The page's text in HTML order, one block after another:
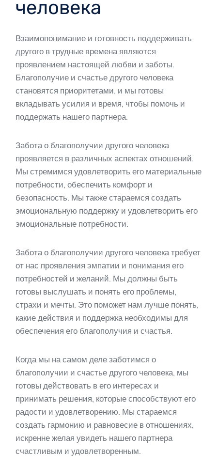
человека
Взаимопонимание и готовность поддерживать
другого в трудные времена являются
проявлением настоящей любви и заботы.
Благополучие и счастье другого человека
становятся приоритетами, и мы готовы
вкладывать усилия и время, чтобы помочь и
поддержать нашего партнера.
Забота о благополучии другого человека
проявляется в различных аспектах отношений.
Мы стремимся удовлетворить его материальные
потребности, обеспечить комфорт и
безопасность. Мы также стараемся создать
эмоциональную поддержку и удовлетворить его
эмоциональные потребности.
Забота о благополучии другого человека требует
от нас проявления эмпатии и понимания его
потребностей и желаний. Мы должны быть
готовы выслушать и понять его проблемы,
страхи и мечты. Это поможет нам лучше понять,
какие действия и поддержка необходимы для
обеспечения его благополучия и счастья.
Когда мы на самом деле заботимся о
благополучии и счастье другого человека, мы
готовы действовать в его интересах и
принимать решения, которые способствуют его
радости и удовлетворению. Мы стараемся
создать гармонию и равновесие в отношениях,
искренне желая увидеть нашего партнера
счастливым и удовлетворенным.